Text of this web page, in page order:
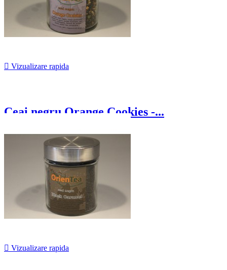
 Vizualizare rapida
Ceai negru Orange Cookies -...
24,50 lei
 Vizualizare rapida